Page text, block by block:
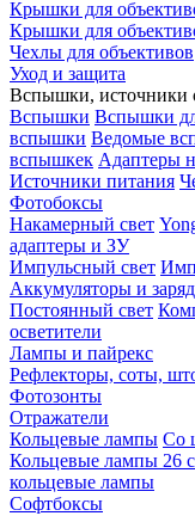
Крышки для
Крышки для
Чехлы для объективов
Уход и защита
Вспышки, источники
Вспышки Вспышки
вспышки Ведомые
вспышкек Адаптеры
Источники питания
Фотобоксы
Накамерный свет
адаптеры и ЗУ
Импульсный свет
Аккумуляторы и
Постоянный свет
осветители
Лампы и пайрекс
Рефлекторы, соты,
Фотозонты
Отражатели
Кольцевые лампы Со
Кольцевые лампы 26
кольцевые лампы
Софтбоксы